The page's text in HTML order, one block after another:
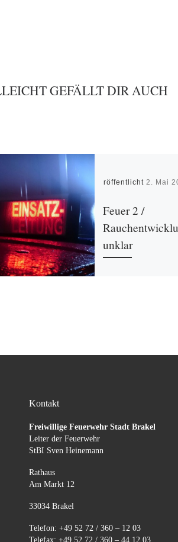
GEFÄLLT DIR AUCH
Veröffentlicht2. Mai
Feuer 2 /
unklar
Kontakt
Freiwillige Feuerwehr Stadt Brakel
Leiter der Feuerwehr
StBI Sven Heinemann
Rathaus
Am Markt 12
33034 Brakel
Telefon: +49 52 72 / 360 – 12 03
Telefax: +49 52 72 / 360 – 44 12 03